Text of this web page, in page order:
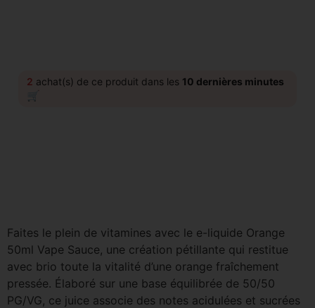
2 achat(s) de ce produit dans les 10 dernières minutes
🛒
Faites le plein de vitamines avec le e-liquide Orange
50ml Vape Sauce, une création pétillante qui restitue
avec brio toute la vitalité d’une orange fraîchement
pressée. Élaboré sur une base équilibrée de 50/50
PG/VG, ce juice associe des notes acidulées et sucrées